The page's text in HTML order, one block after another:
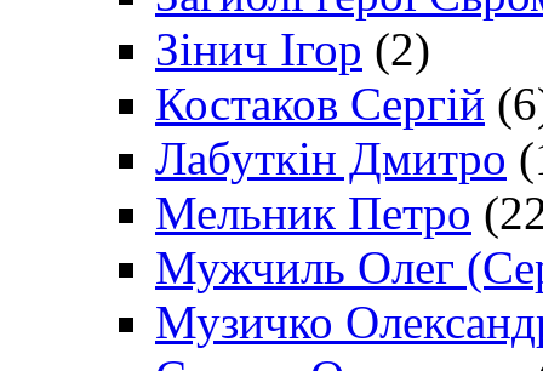
Зінич Ігор (2)
Костаков Сергій
Лабуткін Дмитро
Мельник Петро
Мужчиль Олег
Музичко